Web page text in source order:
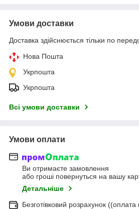
Умови доставки
Доставка здійснюється тільки по
Нова Пошта
Укрпошта
Укрпошта
Всі умови доставки
Умови оплати
Ви отримаєте замовлення
або гроші повернуться на вашу
Детальніше
Безготівковий розрахунок